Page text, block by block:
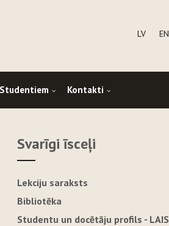
LV EN
Studentiem Kontakti
Svarīgi īsceļi
Lekciju saraksts
Bibliotēka
Studentu un docētāju profils - LAIS